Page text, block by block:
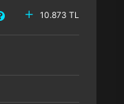
10.873 TL